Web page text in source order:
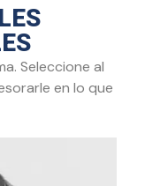
Seleccione al
en lo que